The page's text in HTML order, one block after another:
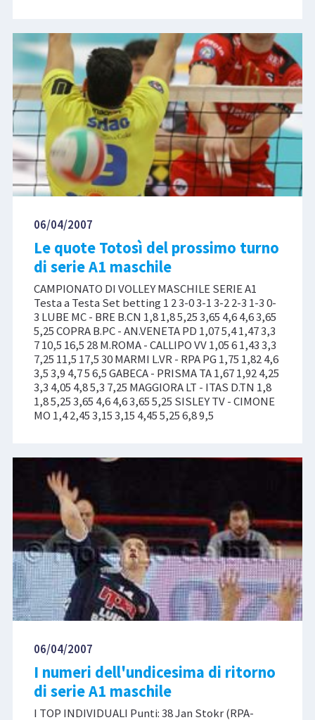
06/04/2007
Le quote Totosì del prossimo turno
di serie A1 maschile
CAMPIONATO DI VOLLEY MASCHILE SERIE A1
Testa a Testa Set betting 1 2 3-0 3-1 3-2 2-3 1-3 0-
3 LUBE MC - BRE B.CN 1,8 1,8 5,25 3,65 4,6 4,6 3,65
5,25 COPRA B.PC - AN.VENETA PD 1,07 5,4 1,47 3,3
7 10,5 16,5 28 M.ROMA - CALLIPO VV 1,05 6 1,43 3,3
7,25 11,5 17,5 30 MARMI L.VR - RPA PG 1,75 1,82 4,6
3,5 3,9 4,7 5 6,5 GABECA - PRISMA TA 1,67 1,92 4,25
3,3 4,05 4,8 5,3 7,25 MAGGIORA LT - ITAS D.TN 1,8
1,8 5,25 3,65 4,6 4,6 3,65 5,25 SISLEY TV - CIMONE
MO 1,4 2,45 3,15 3,15 4,45 5,25 6,8 9,5
06/04/2007
I numeri dell'undicesima di ritorno
di serie A1 maschile
I TOP INDIVIDUALI Punti: 38 Jan Stokr (RPA-